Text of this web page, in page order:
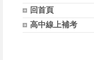
回首頁
高中線上補考